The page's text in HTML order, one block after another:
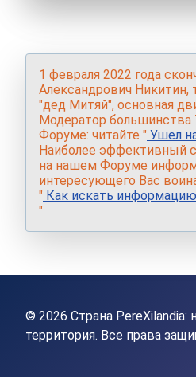
1 февраля 2022 года
Александрович Никитин,
"дед Митяй", основная
Модератор большинства
Форуме: читайте " Ушел
Наиболее эффективный
на нашем Форуме
интересующего Вас
" Как искать
"
© 2026 Страна PereXilandia:
территория. Все права